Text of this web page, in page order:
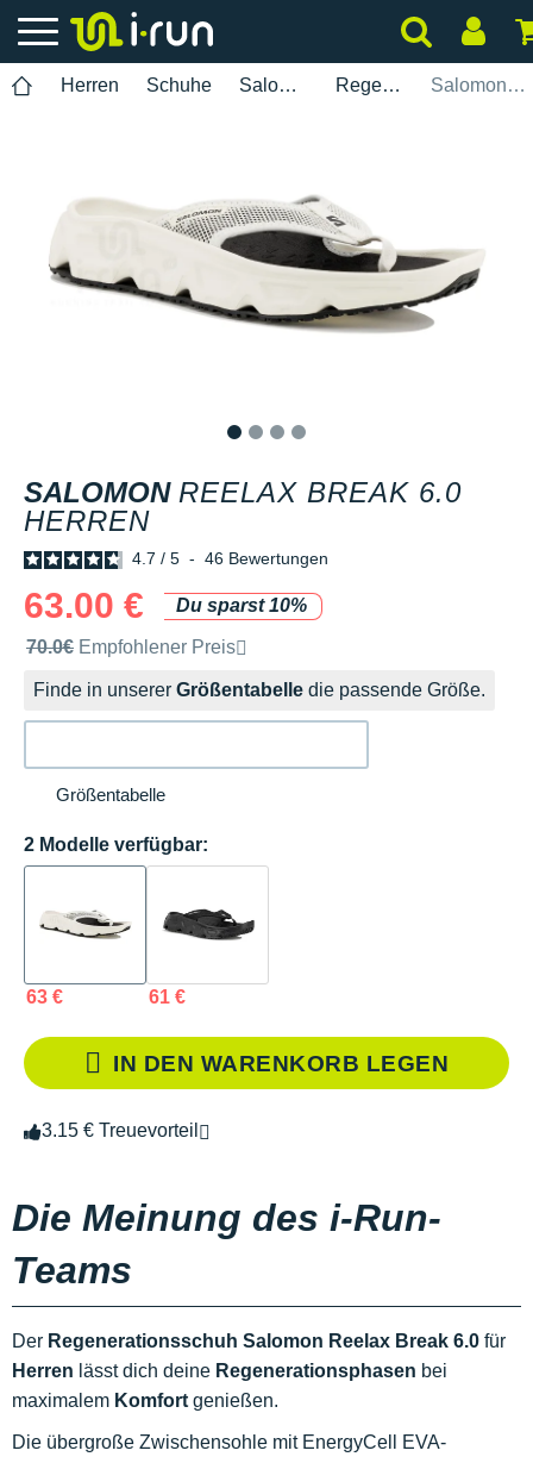
Herren Schuhe Salomon Regeneration Salomon Reelax Break 6.0 Herren
SALOMON REELAX BREAK 6.0
HERREN
4.7 / 5 - 46 Bewertungen
63.00 €
Du sparst 10%
Unverbindliche Preisempfehlung der Marke
70.0€ Empfohlener Preis
Finde in unserer Größentabelle die passende Größe.
Größentabelle
2 Modelle verfügbar:
63 € 61 €
IN DEN WARENKORB LEGEN
3.15 € Treuevorteil
Die Meinung des i-Run-
Teams
Der Regenerationsschuh Salomon Reelax Break 6.0 für
Herren lässt dich deine Regenerationsphasen bei
maximalem Komfort genießen.
Die übergroße Zwischensohle mit EnergyCell EVA-